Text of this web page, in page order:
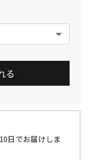
日でお届けしま